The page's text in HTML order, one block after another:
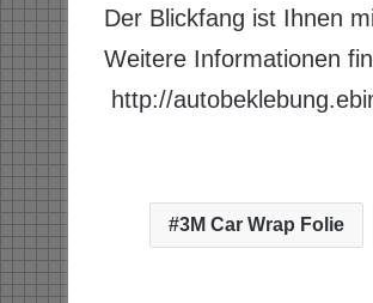
Der Blickfang ist Ihnen
Weitere Informationen
http://
3M Car Wrap Folie